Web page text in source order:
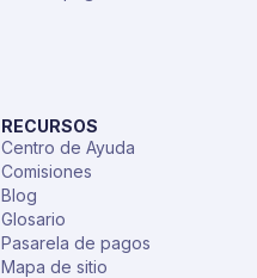
RECURSOS
Centro de Ayuda
Comisiones
Blog
Glosario
Pasarela de pagos
Mapa de sitio